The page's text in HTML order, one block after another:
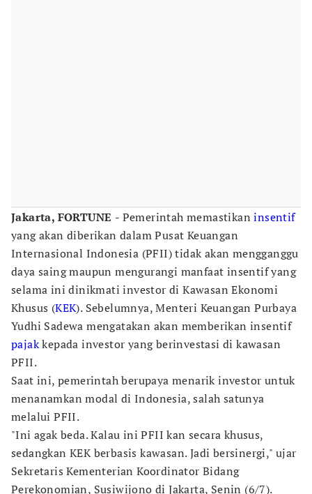
Jakarta, FORTUNE - Pemerintah memastikaninsentif
yang akan diberikan dalam Pusat Keuangan
Internasional Indonesia (PFII) tidak akan mengganggu
daya saing maupun mengurangi manfaat insentif yang
selama ini dinikmati investor di Kawasan Ekonomi
Khusus (KEK). Sebelumnya, Menteri Keuangan Purbaya
Yudhi Sadewa mengatakan akan memberikan insentif
pajakkepada investor yang berinvestasi di kawasan
PFII.
Saat ini, pemerintah berupaya menarik investor untuk
menanamkan modal di Indonesia, salah satunya
melalui PFII.
"Ini agak beda. Kalau ini PFII kan secara khusus,
sedangkan KEK berbasis kawasan. Jadi bersinergi," ujar
Sekretaris Kementerian Koordinator Bidang
Perekonomian, Susiwijono di Jakarta, Senin (6/7).